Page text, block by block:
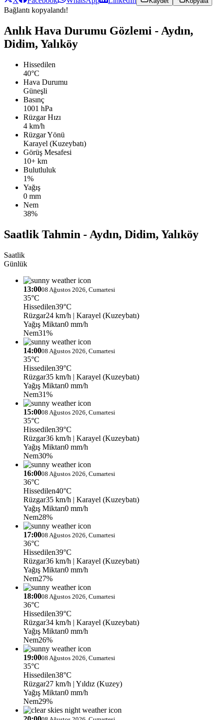
Bağlantı kopyalandı!
Anlık Hava Durumu Gözlemi - Aydın,
Didim, Yalıköy
Hissedilen
40°C
Hava Durumu
Güneşli
Basınç
1001 hPa
Rüzgar Hızı
4 km/h
Rüzgar Yönü
Karayel (Kuzeybatı)
Görüş Mesafesi
10+ km
Bulutluluk
1%
Yağış
0 mm
Nem
38%
Saatlik Tahmin - Aydın, Didim, Yalıköy
Saatlik
Günlük
13:0008 Ağustos 2026, Cumartesi
35°C
Hissedilen39°C
Rüzgar24 km/h | Karayel (Kuzeybatı)
Yağış Miktarı0 mm/h
Nem31%
14:0008 Ağustos 2026, Cumartesi
35°C
Hissedilen39°C
Rüzgar35 km/h | Karayel (Kuzeybatı)
Yağış Miktarı0 mm/h
Nem31%
15:0008 Ağustos 2026, Cumartesi
35°C
Hissedilen39°C
Rüzgar36 km/h | Karayel (Kuzeybatı)
Yağış Miktarı0 mm/h
Nem30%
16:0008 Ağustos 2026, Cumartesi
36°C
Hissedilen40°C
Rüzgar35 km/h | Karayel (Kuzeybatı)
Yağış Miktarı0 mm/h
Nem28%
17:0008 Ağustos 2026, Cumartesi
36°C
Hissedilen39°C
Rüzgar36 km/h | Karayel (Kuzeybatı)
Yağış Miktarı0 mm/h
Nem27%
18:0008 Ağustos 2026, Cumartesi
36°C
Hissedilen39°C
Rüzgar34 km/h | Karayel (Kuzeybatı)
Yağış Miktarı0 mm/h
Nem26%
19:0008 Ağustos 2026, Cumartesi
35°C
Hissedilen38°C
Rüzgar27 km/h | Yıldız (Kuzey)
Yağış Miktarı0 mm/h
Nem29%